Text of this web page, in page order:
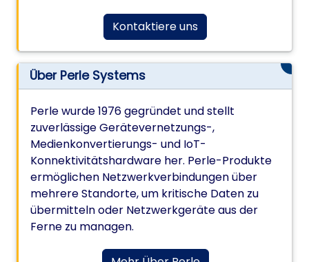
Kontaktiere uns
Über Perle Systems
Perle wurde 1976 gegründet und stellt
zuverlässige Gerätevernetzungs-,
Medienkonvertierungs- und IoT-
Konnektivitätshardware her. Perle-Produkte
ermöglichen Netzwerkverbindungen über
mehrere Standorte, um kritische Daten zu
übermitteln oder Netzwerkgeräte aus der
Ferne zu managen.